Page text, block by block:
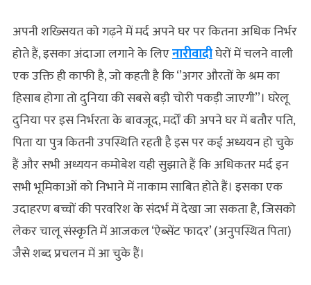
अपनी शख्सियत को गढ़ने में मर्द अपने घर पर कितना अधिक निर्भर
होते हैं, इसका अंदाजा लगाने के लिएनारीवादीघेरों में चलने वाली
एक उक्ति ही काफी है, जो कहती है कि ‘’अगर औरतों के श्रम का
हिसाब होगा तो दुनिया की सबसे बड़ी चोरी पकड़ी जाएगी’’। घरेलू
दुनिया पर इस निर्भरता के बावजूद, मर्दों की अपने घर में बतौर पति,
पिता या पुत्र कितनी उपस्थिति रहती है इस पर कई अध्ययन हो चुके
हैं और सभी अध्ययन कमोबेश यही सुझाते हैं कि अधिकतर मर्द इन
सभी भूमिकाओं को निभाने में नाकाम साबित होते हैं। इसका एक
उदाहरण बच्चों की परवरिश के संदर्भ में देखा जा सकता है, जिसको
लेकर चालू संस्कृति में आजकल ‘ऐब्सेंट फादर’ (अनुपस्थित पिता)
जैसे शब्द प्रचलन में आ चुके हैं।